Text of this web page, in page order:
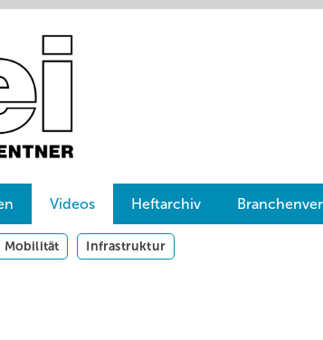
Videos Heftarchiv
Mobilität Infrastruktur